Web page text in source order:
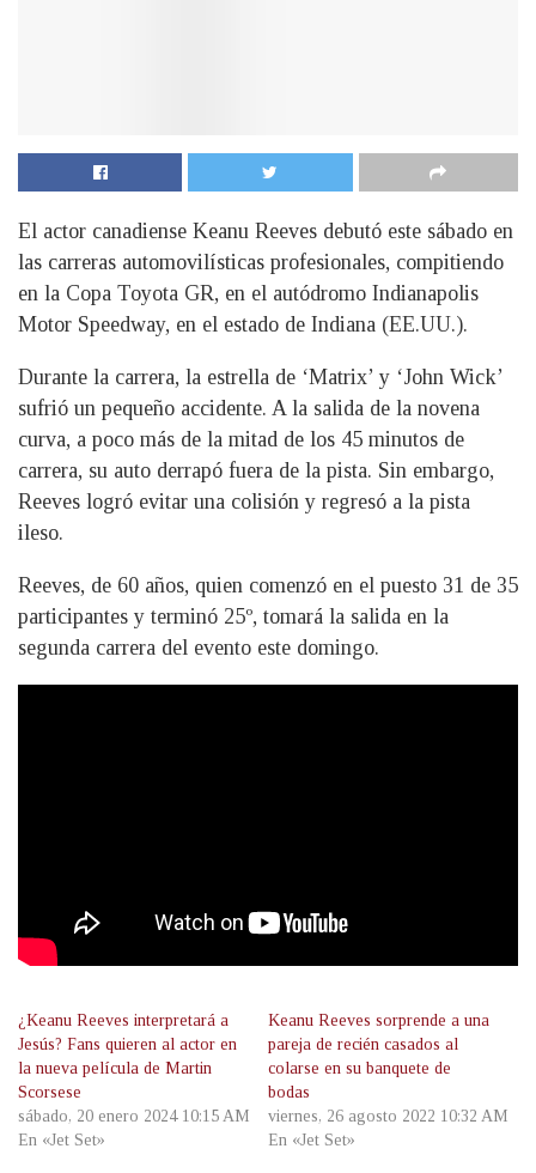
El actor canadiense Keanu Reeves debutó este sábado en
las carreras automovilísticas profesionales, compitiendo
en la Copa Toyota GR, en el autódromo Indianapolis
Motor Speedway, en el estado de Indiana (EE.UU.).
Durante la carrera, la estrella de ‘Matrix’ y ‘John Wick’
sufrió un pequeño accidente. A la salida de la novena
curva, a poco más de la mitad de los 45 minutos de
carrera, su auto derrapó fuera de la pista. Sin embargo,
Reeves logró evitar una colisión y regresó a la pista
ileso.
Reeves, de 60 años, quien comenzó en el puesto 31 de 35
participantes y terminó 25º, tomará la salida en la
segunda carrera del evento este domingo.
¿Keanu Reeves interpretará a
Jesús? Fans quieren al actor en
la nueva película de Martin
Scorsese
sábado, 20 enero 2024 10:15 AM
En «Jet Set»
Keanu Reeves sorprende a una
pareja de recién casados al
colarse en su banquete de
bodas
viernes, 26 agosto 2022 10:32 AM
En «Jet Set»